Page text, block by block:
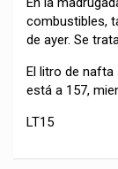
combustibles,
de ayer. Se
El litro de nafta
está a 157,
LT15